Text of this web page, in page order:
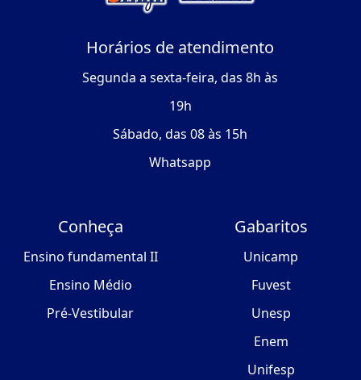
Horários de atendimento
Segunda a sexta-feira, das 8h às
19h
Sábado, das 08 às 15h
Whatsapp
Conheça
Ensino fundamental II
Ensino Médio
Pré-Vestibular
Gabaritos
Unicamp
Fuvest
Unesp
Enem
Unifesp